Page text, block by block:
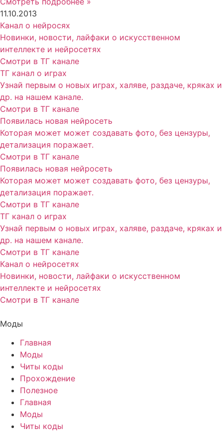
11.10.2013
Канал о нейросях
Новинки, новости, лайфаки о искусственном
интеллекте и нейросетях
Смотри в ТГ канале
ТГ канал о играх
Узнай первым о новых играх, халяве, раздаче, кряках и
др. на нашем канале.
Смотри в ТГ канале
Появилась новая нейросеть
Которая может может создавать фото, без цензуры,
детализация поражает.
Смотри в ТГ канале
Появилась новая нейросеть
Которая может может создавать фото, без цензуры,
детализация поражает.
Смотри в ТГ канале
ТГ канал о играх
Узнай первым о новых играх, халяве, раздаче, кряках и
др. на нашем канале.
Смотри в ТГ канале
Канал о нейросетях
Новинки, новости, лайфаки о искусственном
интеллекте и нейросетях
Смотри в ТГ канале
Моды
Главная
Моды
Читы коды
Прохождение
Полезное
Главная
Моды
Читы коды